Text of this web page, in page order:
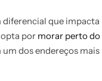
diferencial que impacta
por morar perto do
dos endereços mais